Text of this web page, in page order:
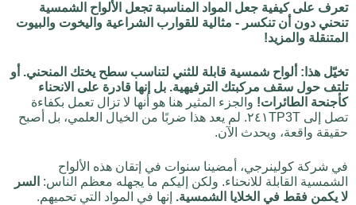
تعرف على كيفية جعل المواد المناسبة تجعل الألواح الشمسية
تنحني دون أن تنكسر - مثالية للقوارب الشراعية واليخوت والبيوت
المتنقلة والمزيد!
تخيّل هذا: ألواح شمسية قابلة للثني لتناسب سطح يختك المنحني. أو
تلتف حول سقف مركبتك الترفيهية. بل إنها قادرة على الانحناء
كأجنحة الطائرات! والجزء المثير هنا هو أنها لا تزال تعمل بكفاءة
تصل إلى ٢٤١TP3T. لم يعد هذا ضربًا من الخيال العلمي، بل أصبح
حقيقة واقعة، ويحدث الآن.
في شركة كولينرجي، أمضينا سنوات في إتقان هذه الألواح
الشمسية القابلة للانحناء. ولكن إليكم ما يجهله معظم الناس: السر
لا يكمن فقط في الخلايا الشمسية. إنها في المواد التي تحميهم.